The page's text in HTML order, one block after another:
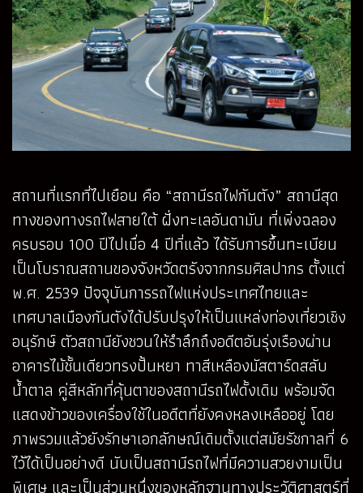
สถานที่แรกที่ไปเยือน คือ “สถานีรถไฟกันตัง” สถานีสุด
ทางของทางรถไฟสายใต้ ฝั่งทะเลอันดามัน ที่เพิ่งฉลอง
ครบรอบ 100 ปีไปเมื่อ 4 ปีที่แล้ว ได้รับการขึ้นทะเบียน
เป็นโบราณสถานของจังหวัดตรังจากกรมศิลปากร ตั้งแต่
พ.ศ. 2539 ปัจจุบันการรถไฟแห่งประเทศไทยและ
เทศบาลเมืองกันตังได้ปรับปรุงให้เป็นแหล่งท่องเที่ยวเชิง
อนุรักษ์ ตัวสถานียังชวนให้รำลึกถึงอดีตอันรุ่งเรืองผ่าน
อาคารไม้ชั้นเดียวทรงปั้นหยา ทาสีเหลืองมัสตาร์ดสลับ
น้ำตาล คู่สีหลักที่คุ้นตาของสถานีรถไฟดั้งเดิม พร้อมจัด
แสดงข้าวของเครื่องใช้ในอดีตที่ยังคงหลงเหลืออยู่ โดย
ภาพรวมแล้วยังรักษาเอกลักษณ์เดิมตั้งแต่สมัยรัชกาลที่ 6
ไว้ได้เป็นอย่างดี นับเป็นสถานีรถไฟที่มีความสวยงามเป็น
พิเศษ และเป็นส่วนหนึ่งของหลักฐานทางประวัติศาสตร์ที่